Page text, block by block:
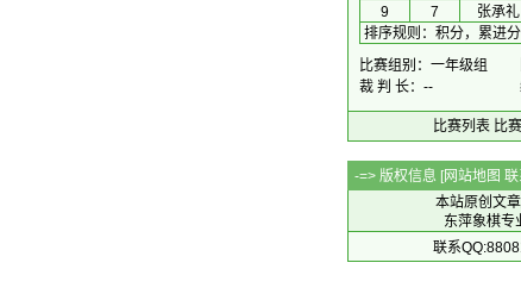
9
7 张承礼
排序规则 ： 积分，累进
比赛组别：一年级组
裁 判 长：--
比赛列表 比
-=> 版权信息 [网站地图
本站原创文
东萍象棋专
联系